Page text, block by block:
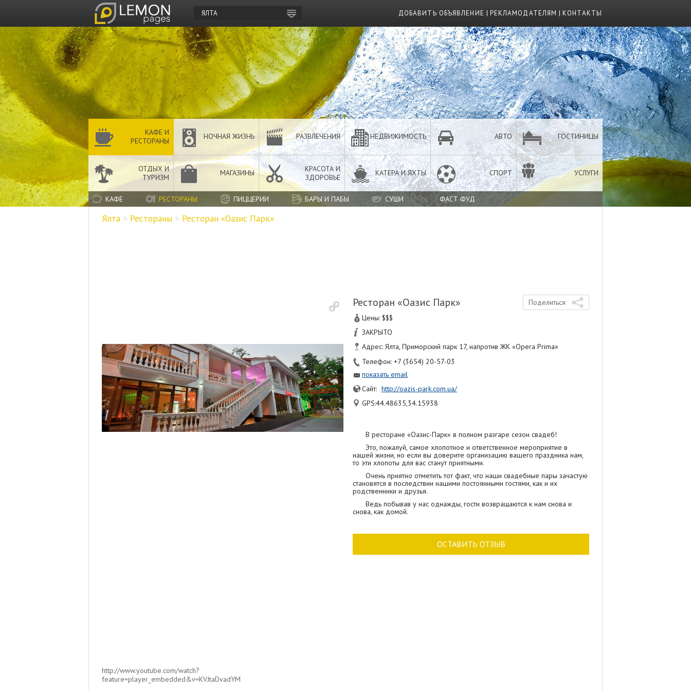
ЯЛТА ДОБАВИТЬ ОБЪЯВЛЕНИЕ | РЕКЛАМОДАТЕЛЯМ | КОНТАКТЫ
КАФЕ И
РЕСТОРАНЫ
НОЧНАЯ ЖИЗНЬ РАЗВЛЕЧЕНИЯ НЕДВИЖИМОСТЬ АВТО ГОСТИНИЦЫ
ОТДЫХ И
ТУРИЗМ
МАГАЗИНЫ
КРАСОТА И
ЗДОРОВЬЕ
КАТЕРА И ЯХТЫ СПОРТ УСЛУГИ
КАФЕ РЕСТОРАНЫ ПИЦЦЕРИИ БАРЫ И ПАБЫ СУШИ ФАСТ ФУД
Ялта > Рестораны > Ресторан «Оазис Парк»
http://www.youtube.com/watch?
feature=player_embedded&v=KVJtaDvadYM
Поделиться
Ресторан «Оазис Парк»
Цены: $$$
ЗАКРЫТО
Адрес: Ялта, Приморский парк 17, напротив ЖК «Opera Prima»
Телефон: +7 (3654) 20-57-03
показать email
Сайт: http://oazis-park.com.ua/
GPS:44.48635,34.15938
В ресторане «Оазис-Парк» в полном разгаре сезон свадеб!
Это, пожалуй, самое хлопотное и ответственное мероприятие в
нашей жизни, но если вы доверите организацию вашего праздника нам,
то эти хлопоты для вас станут приятными.
Очень приятно отметить тот факт, что наши свадебные пары зачастую
становятся в последствии нашими постоянными гостями, как и их
родственники и друзья.
Ведь побывав у нас однажды, гости возвращаются к нам снова и
снова, как домой.
ОСТАВИТЬ ОТЗЫВ